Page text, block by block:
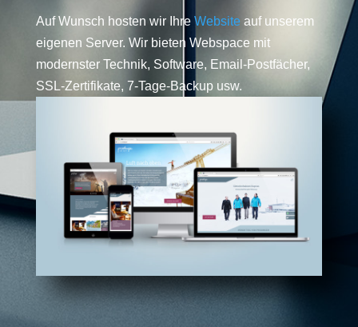
Auf Wunsch hosten wir Ihre Website auf unserem
eigenen Server. Wir bieten Webspace mit
modernster Technik, Software, Email-Postfächer,
SSL-Zertifikate, 7-Tage-Backup usw.